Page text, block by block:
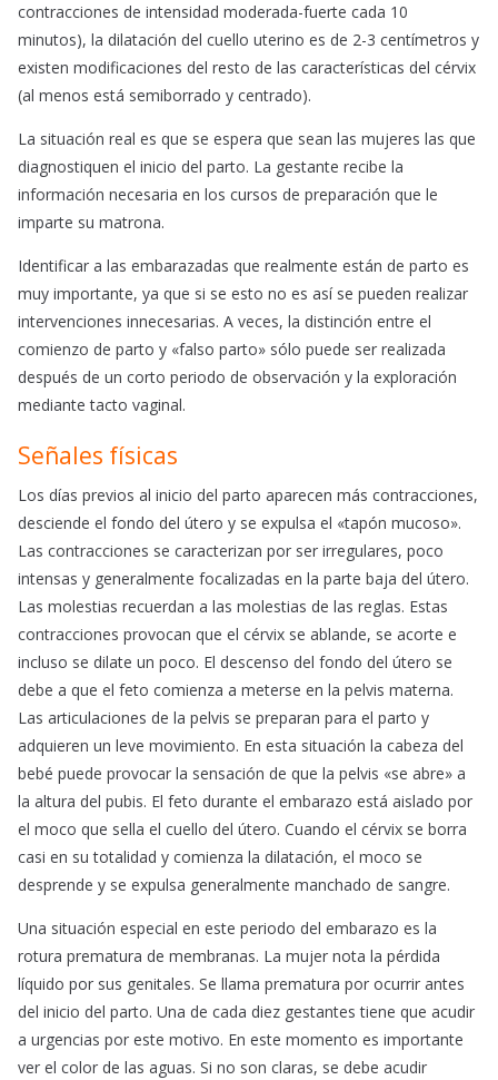
contracciones de intensidad moderada-fuerte cada 10
minutos), la dilatación del cuello uterino es de 2-3 centímetros y
existen modificaciones del resto de las características del cérvix
(al menos está semiborrado y centrado).
La situación real es que se espera que sean las mujeres las que
diagnostiquen el inicio del parto. La gestante recibe la
información necesaria en los cursos de preparación que le
imparte su matrona.
Identificar a las embarazadas que realmente están de parto es
muy importante, ya que si se esto no es así se pueden realizar
intervenciones innecesarias. A veces, la distinción entre el
comienzo de parto y «falso parto» sólo puede ser realizada
después de un corto periodo de observación y la exploración
mediante tacto vaginal.
Señales físicas
Los días previos al inicio del parto aparecen más contracciones,
desciende el fondo del útero y se expulsa el «tapón mucoso».
Las contracciones se caracterizan por ser irregulares, poco
intensas y generalmente focalizadas en la parte baja del útero.
Las molestias recuerdan a las molestias de las reglas. Estas
contracciones provocan que el cérvix se ablande, se acorte e
incluso se dilate un poco. El descenso del fondo del útero se
debe a que el feto comienza a meterse en la pelvis materna.
Las articulaciones de la pelvis se preparan para el parto y
adquieren un leve movimiento. En esta situación la cabeza del
bebé puede provocar la sensación de que la pelvis «se abre» a
la altura del pubis. El feto durante el embarazo está aislado por
el moco que sella el cuello del útero. Cuando el cérvix se borra
casi en su totalidad y comienza la dilatación, el moco se
desprende y se expulsa generalmente manchado de sangre.
Una situación especial en este periodo del embarazo es la
rotura prematura de membranas. La mujer nota la pérdida
líquido por sus genitales. Se llama prematura por ocurrir antes
del inicio del parto. Una de cada diez gestantes tiene que acudir
a urgencias por este motivo. En este momento es importante
ver el color de las aguas. Si no son claras, se debe acudir